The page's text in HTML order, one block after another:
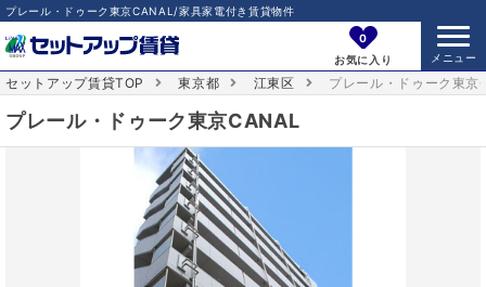
プレール・ドゥーク東京CANAL/家具家電付き賃貸物件
0
お気に入り
セットアップ賃貸TOP 東京都 江東区 プレール・ドゥーク東京
プレール・ドゥーク東京CANAL